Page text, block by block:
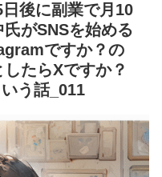
後に副業で月10
がSNSを始める
ですか？の
たらXですか？
う話_011